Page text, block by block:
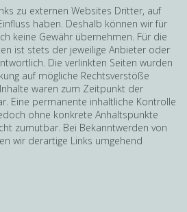
zu externen Websites Dritter, auf
haben. Deshalb können wir für
keine Gewähr übernehmen. Für die
ist stets der jeweilige Anbieter oder
Die verlinkten Seiten wurden
auf mögliche Rechtsverstöße
waren zum Zeitpunkt der
Eine permanente inhaltliche Kontrolle
ohne konkrete Anhaltspunkte
zumutbar. Bei Bekanntwerden von
wir derartige Links umgehend